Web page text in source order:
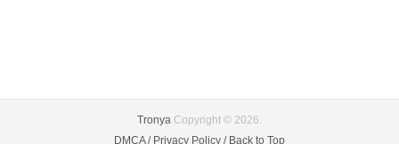
TronyaCopyright © 2026.
DMCA / Privacy Policy / Back to Top